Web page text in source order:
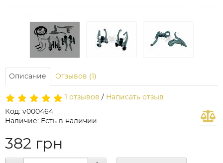
Описание Отзывов (1)
1 отзывов / Написать отзыв
Код: v000464
Наличие: Есть в наличии
382 грн